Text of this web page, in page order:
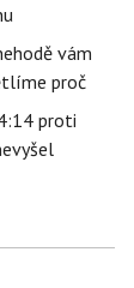
vám
proč
proti